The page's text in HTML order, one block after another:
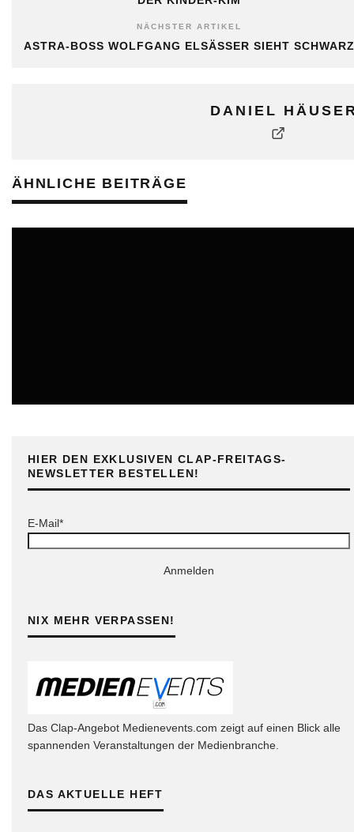
NÄCHSTER ARTIKEL
ASTRA-BOSS WOLFGANG ELSÄSSER SIEHT SCHWARZ
DANIEL
ÄHNLICHE BEITRÄGE
HIER DEN EXKLUSIVEN CLAP-FREITAGS-
NEWSLETTER BESTELLEN!
E-Mail*
Anmelden
NIX MEHR VERPASSEN!
Das Clap-Angebot Medienevents.com zeigt auf einen Blick alle
spannenden Veranstaltungen der Medienbranche.
DAS AKTUELLE HEFT